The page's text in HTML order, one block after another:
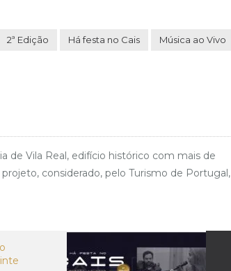
2ª Edição Há festa no Cais Música ao Vivo
de Vila Real, edifício histórico com mais de
considerado, pelo Turismo de Portugal,